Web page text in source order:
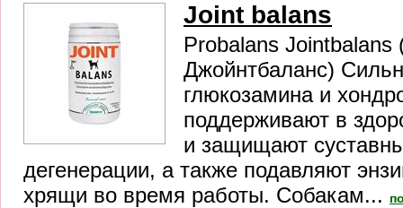
Joint balans
Probalans Jointbalans
Джойнтбаланс)
глюкозамина и
поддерживают в
и защищают
дегенерации, а также подавляют
хрящи во время работы. Собакам...